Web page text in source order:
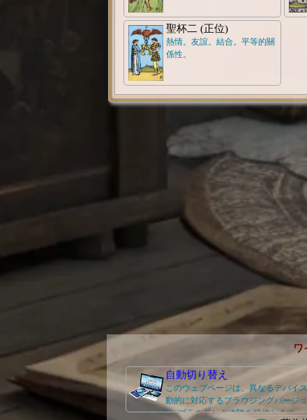
聖杯二 (正位)
熱情。友誼。結合。平等的關
係性。
ワ
自動切り替え
このウェブページは、異なるデバイ
動的に対応するブラウジングバージ
え、より良いブラウジング体験を提供します。